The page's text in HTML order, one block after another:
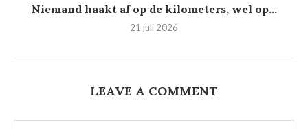
Niemand haakt af op de kilometers, wel op...
21 juli 2026
LEAVE A COMMENT